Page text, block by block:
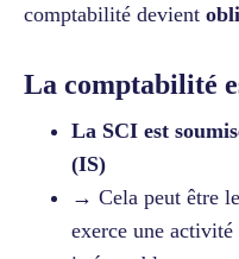
comptabilité devient
La comptabilité
La SCI est
(IS)
→ Cela peut être
exerce une